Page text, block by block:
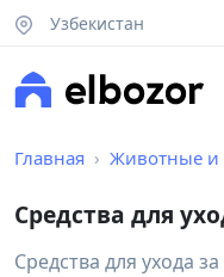
Узбекистан
Главная Животные и
Средства для
Средства для ухода